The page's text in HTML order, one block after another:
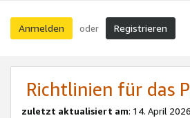
Anmelden oder Registrieren
Richtlinien für das
zuletzt aktualisiert am: 14. April